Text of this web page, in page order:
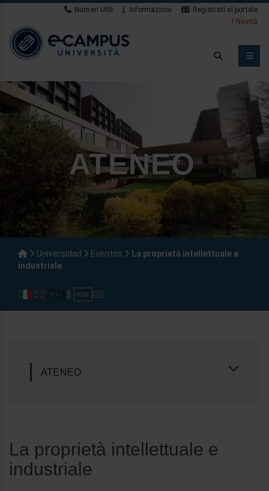
Numeri Utili Informazioni
Registrati al portale
Novità
ATENEO
Universidad Eventos
La proprietà intellettuale e
industriale
ATENEO
La proprietà intellettuale e
industriale